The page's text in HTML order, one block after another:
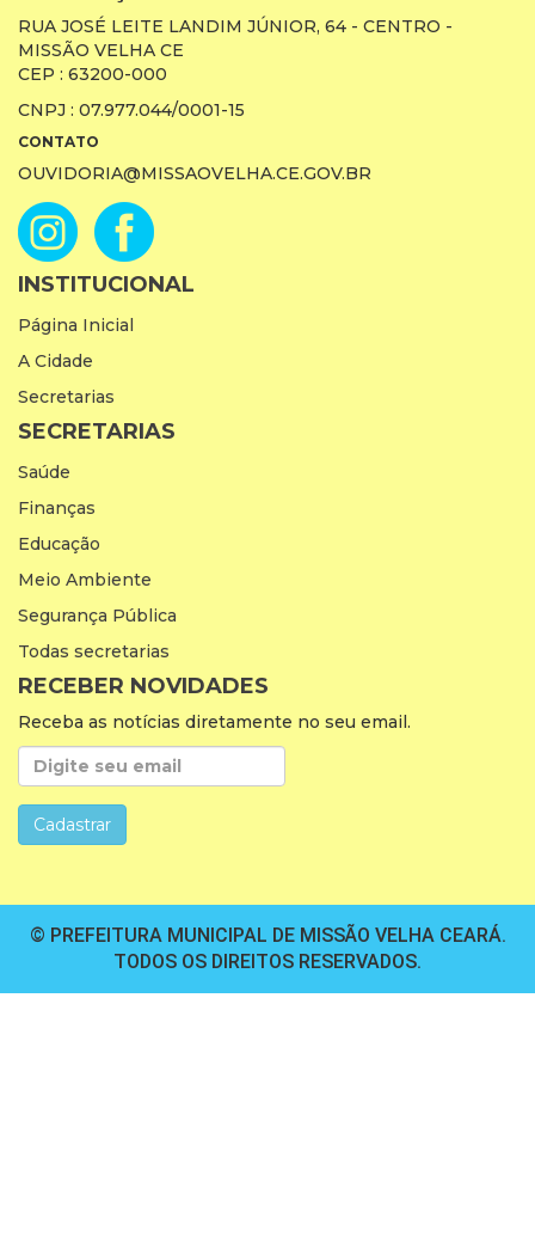
RUA JOSÉ LEITE LANDIM JÚNIOR, 64 - CENTRO -
MISSÃO VELHA CE
CEP : 63200-000
CNPJ : 07.977.044/0001-15
CONTATO
OUVIDORIA@MISSAOVELHA.CE.GOV.BR
INSTITUCIONAL
Página Inicial
A Cidade
Secretarias
SECRETARIAS
Saúde
Finanças
Educação
Meio Ambiente
Segurança Pública
Todas secretarias
RECEBER NOVIDADES
Receba as notícias diretamente no seu email.
© PREFEITURA MUNICIPAL DE MISSÃO VELHA CEARÁ.
TODOS OS DIREITOS RESERVADOS.